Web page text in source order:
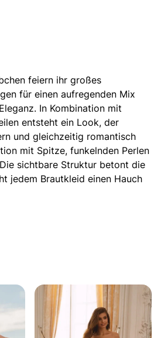
feiern ihr großes
für einen aufregenden Mix
In Kombination mit
entsteht ein Look, der
und gleichzeitig romantisch
mit Spitze, funkelnden Perlen
sichtbare Struktur betont die
jedem Brautkleid einen Hauch